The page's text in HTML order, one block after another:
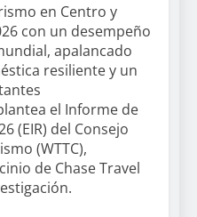
en Centro y
con un desempeño
apalancado
resiliente y un
el Informe de
(EIR) del Consejo
(WTTC),
de Chase Travel